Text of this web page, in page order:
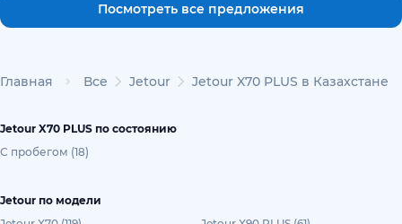
Посмотреть все предложения
Главная Все Jetour Jetour X70 PLUS в Казахстане
Jetour X70 PLUS по состоянию
С пробегом (18)
Jetour по модели